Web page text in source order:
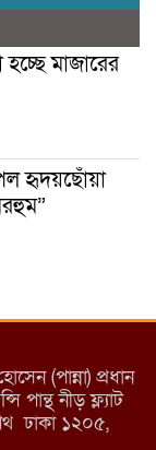
মাজারের
হৃদয়ছোঁয়া
ক্লিনিকে
(পান্না) প্রধান
পান্থ নীড় ফ্ল্যাট
ঢাকা ১২০৫,